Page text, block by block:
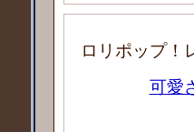
ロリポップ！
可愛